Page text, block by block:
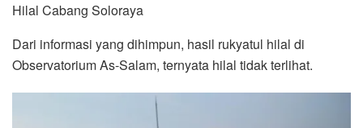
Hilal Cabang Soloraya
Dari informasi yang dihimpun, hasil rukyatul hilal di
Observatorium As-Salam, ternyata hilal tidak terlihat.